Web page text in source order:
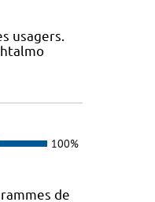
usagers.
100%
de